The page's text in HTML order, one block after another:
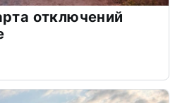
отключений